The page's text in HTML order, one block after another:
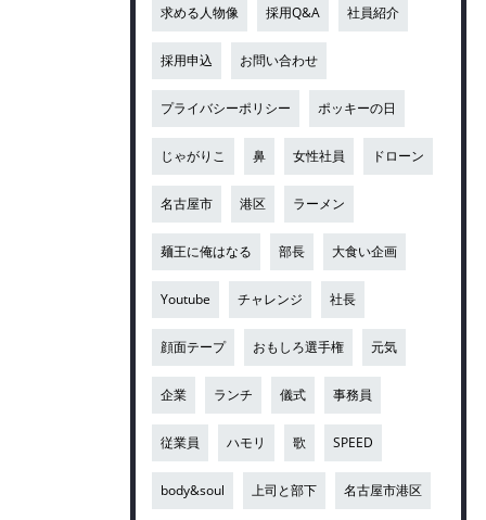
求める人物像 採用Q&A 社員紹介
採用申込 お問い合わせ
プライバシーポリシー ポッキーの日
じゃがりこ 鼻 女性社員 ドローン
名古屋市 港区 ラーメン
麺王に俺はなる 部長 大食い企画
Youtube チャレンジ 社長
顔面テープ おもしろ選手権 元気
企業 ランチ 儀式 事務員
従業員 ハモリ 歌 SPEED
body&soul 上司と部下 名古屋市港区